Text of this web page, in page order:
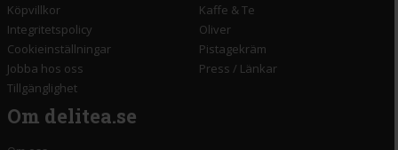
Köpvillkor
Integritetspolicy
Cookieinställningar
Jobba hos oss
Tillgänglighet
Kaffe & Te
Oliver
Pistagekräm
Press / Länkar
Om delitea.se